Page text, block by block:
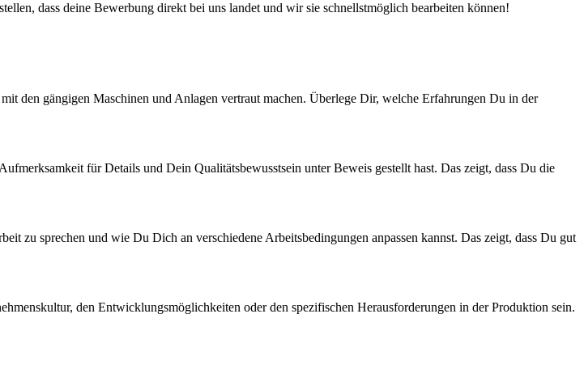
dass deine Bewerbung direkt bei uns landet und wir sie schnellstmöglich bearbeiten können!
den gängigen Maschinen und Anlagen vertraut machen. Überlege Dir, welche Erfahrungen Du in der
für Details und Dein Qualitätsbewusstsein unter Beweis gestellt hast. Das zeigt, dass Du die
zu sprechen und wie Du Dich an verschiedene Arbeitsbedingungen anpassen kannst. Das zeigt, dass Du gut
den Entwicklungsmöglichkeiten oder den spezifischen Herausforderungen in der Produktion sein.